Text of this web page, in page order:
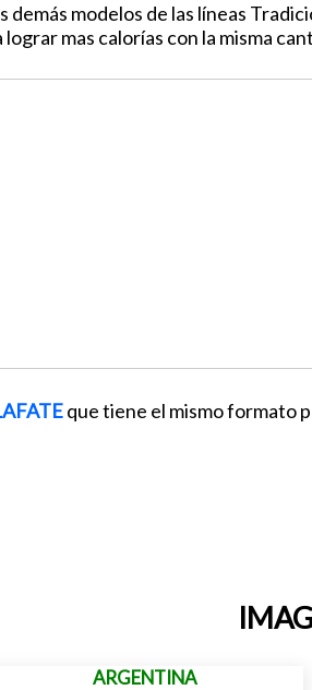
demás modelos de las líneas
mas calorías con la misma
que tiene el mismo formato
ARGENTINA